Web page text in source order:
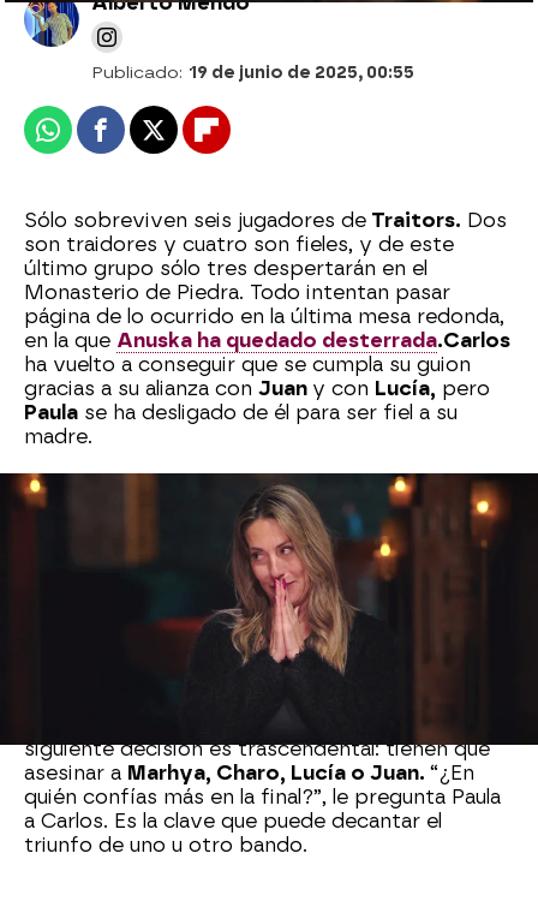
Publicado: 19 de junio de 2025, 00:55
WhatsappFacebook
X Flipboard
Sólo sobreviven seis jugadores de Traitors. Dos
son traidores y cuatro son fieles, y de este
último grupo sólo tres despertarán en el
Monasterio de Piedra. Todo intentan pasar
página de lo ocurrido en la última mesa redonda,
en la que Anuska ha quedado desterrada.Carlos
ha vuelto a conseguir que se cumpla su guion
gracias a su alianza con Juan y con Lucía, pero
Paula se ha desligado de él para ser fiel a su
madre.
Antes del nuevo cónclave, la realidad es que la
confianza entre los traidores está rota. “Si me la
quiere jugar, yo también se la puedo jugar”,
asegura Paula. No sabe cuánto ha maniobrado
Carlos a sus espaldas, en conversaciones con
Juan y Lucía, a los queha contado el secreto de
que es hija de Anuska.
Sin embargo, al volver a verse a solas, se
felicitan por estar a sólo un paso de la victoria. Si
siguiente decisión es trascendental: tienen que
asesinar a Marhya, Charo, Lucía o Juan. “¿En
quién confías más en la final?”, le pregunta Paula
a Carlos. Es la clave que puede decantar el
triunfo de uno u otro bando.